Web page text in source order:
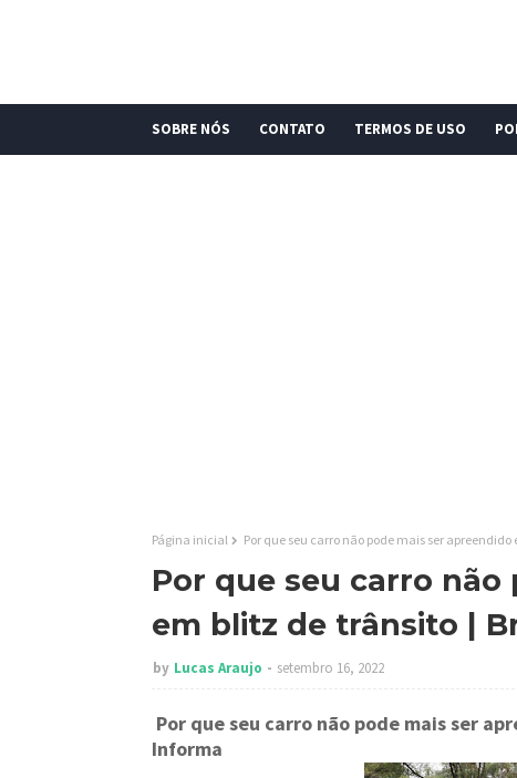
SOBRE NÓS CONTATO TERMOS DE USO
Página inicial Por que seu carro não pode mais ser
Por que seu carro
em blitz de trânsito |
by Lucas Araujo setembro 16, 2022
Por que seu carro não pode mais ser
Informa